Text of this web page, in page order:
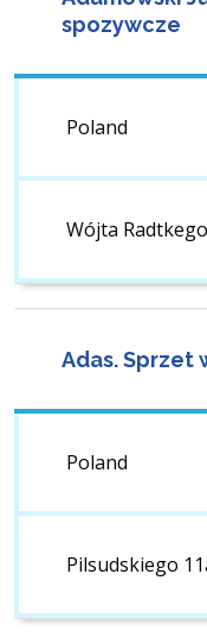
spozywcze
Poland
Wójta
Adas. Sprzet
Poland
Pilsudskiego